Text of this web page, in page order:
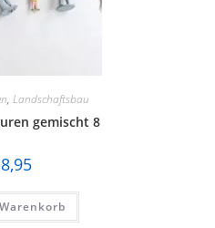
, Landschaftsbau
gemischt 8
8,95